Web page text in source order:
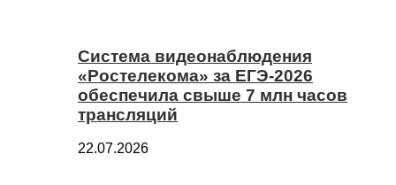
Система видеонаблюдения
«Ростелекома» за ЕГЭ-2026
обеспечила свыше 7 млн часов
трансляций
22.07.2026